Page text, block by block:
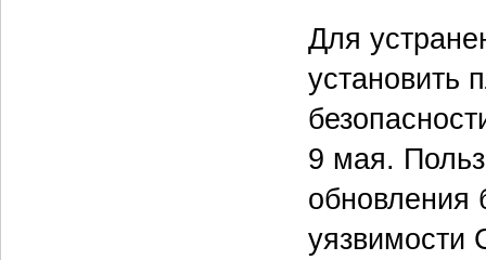
Для
установить
9 мая.
обновления
уязвимости